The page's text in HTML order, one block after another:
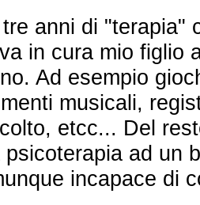
anni di "terapia"
in cura mio figlio
Ad esempio
musicali,
etcc... Del
psicoterapia ad un
incapace di